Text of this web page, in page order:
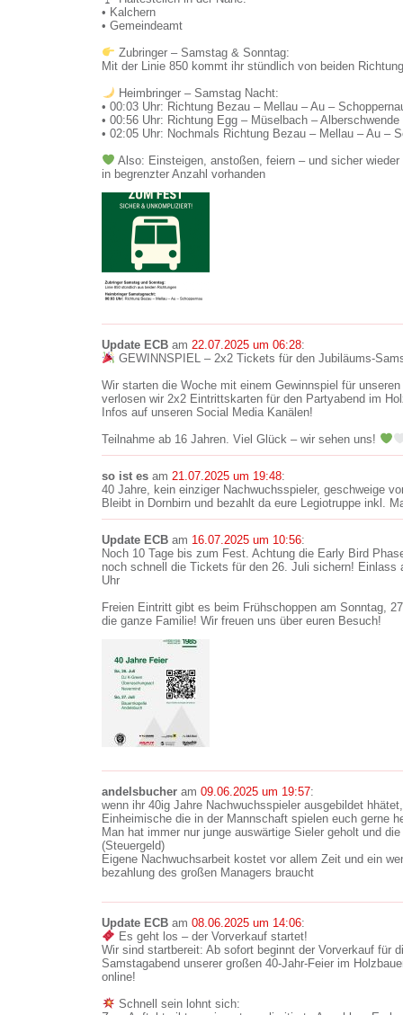
• Kalchern
• Gemeindeamt
Zubringer – Samstag & Sonntag:
Mit der Linie 850 kommt ihr stündlich von beiden
Heimbringer – Samstag Nacht:
• 00:03 Uhr: Richtung Bezau – Mellau – Au –
• 00:56 Uhr: Richtung Egg – Müselbach –
• 02:05 Uhr: Nochmals Richtung Bezau – Mellau – Au –
Also: Einsteigen, anstoßen, feiern – und sicher
in begrenzter Anzahl vorhanden
Update ECB am 22.07.2025 um 06:28:
GEWINNSPIEL – 2x2 Tickets für den Jubiläums-
Wir starten die Woche mit einem Gewinnspiel für
verlosen wir 2x2 Eintrittskarten für den Partyabend im
Infos auf unseren Social Media Kanälen!
Teilnahme ab 16 Jahren. Viel Glück – wir sehen uns!
so ist es am 21.07.2025 um 19:48:
40 Jahre, kein einziger Nachwuchsspieler, geschweige
Bleibt in Dornbirn und bezahlt da eure Legiotruppe inkl.
Update ECB am 16.07.2025 um 10:56:
Noch 10 Tage bis zum Fest. Achtung die Early Bird
noch schnell die Tickets für den 26. Juli sichern! Einlass
Uhr
Freien Eintritt gibt es beim Frühschoppen am Sonntag,
die ganze Familie! Wir freuen uns über euren Besuch!
andelsbucher am 09.06.2025 um 19:57:
wenn ihr 40ig Jahre Nachwuchsspieler ausgebildet
Einheimische die in der Mannschaft spielen euch gerne
Man hat immer nur junge auswärtige Sieler geholt und
(Steuergeld)
Eigene Nachwuchsarbeit kostet vor allem Zeit und ein
bezahlung des großen Managers braucht
Update ECB am 08.06.2025 um 14:06:
Es geht los – der Vorverkauf startet!
Wir sind startbereit: Ab sofort beginnt der Vorverkauf für
Samstagabend unserer großen 40-Jahr-Feier im
online!
Schnell sein lohnt sich: